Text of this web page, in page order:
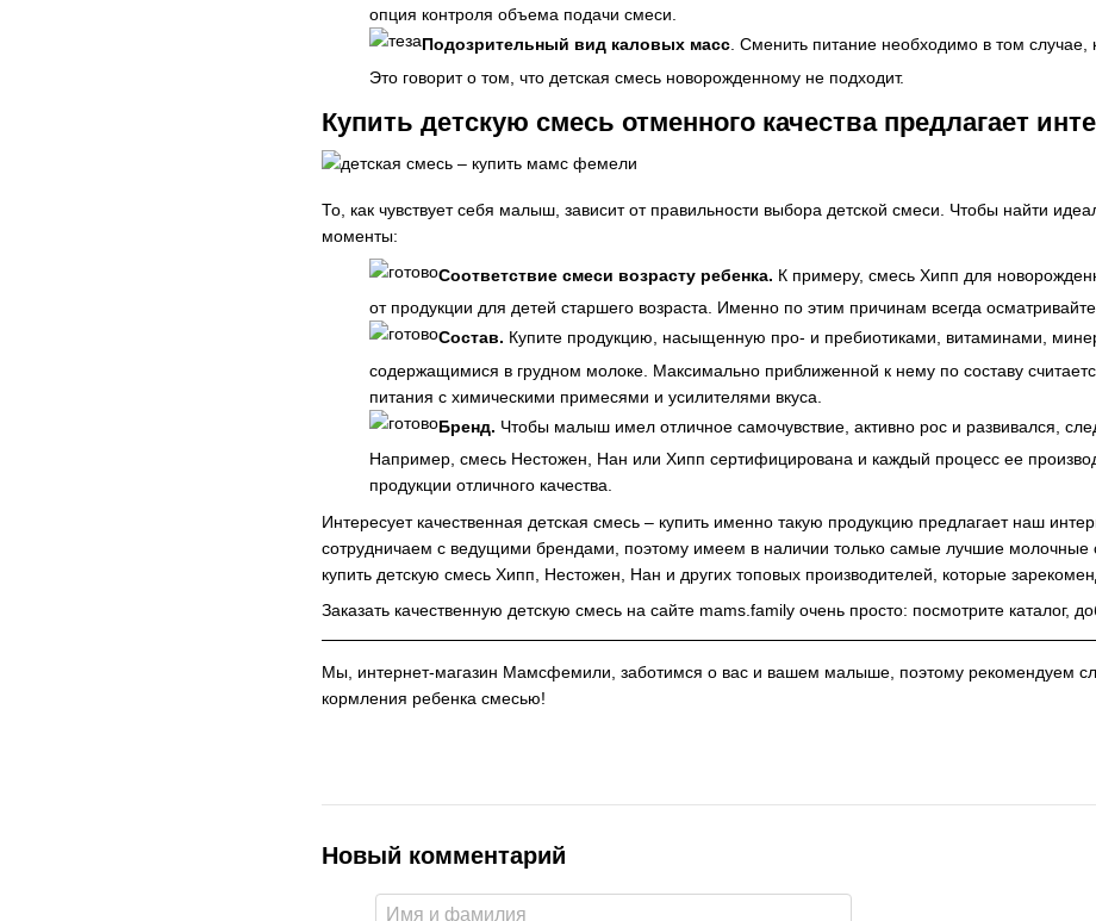
опция контроля объема подачи смеси.
Подозрительный вид каловых масс. Сменить питание необходимо в том случае,
Это говорит о том, что детская смесь новорожденному не подходит.
Купить детскую смесь отменного качества предлагает
То, как чувствует себя малыш, зависит от правильности выбора детской смеси. Чтобы найти
моменты:
Соответствие смеси возрасту ребенка. К примеру, смесь Хипп для
от продукции для детей старшего возраста. Именно по этим причинам всегда
Состав. Купите продукцию, насыщенную про- и пребиотиками, витаминами,
содержащимися в грудном молоке. Максимально приближенной к нему по составу
питания с химическими примесями и усилителями вкуса.
Бренд. Чтобы малыш имел отличное самочувствие, активно рос и развивался,
Например, смесь Нестожен, Нан или Хипп сертифицирована и каждый процесс ее
продукции отличного качества.
Интересует качественная детская смесь – купить именно такую продукцию предлагает наш
сотрудничаем с ведущими брендами, поэтому имеем в наличии только самые лучшие
купить детскую смесь Хипп, Нестожен, Нан и других топовых производителей, которые
Заказать качественную детскую смесь на сайте mams.family очень просто: посмотрите каталог,
Мы, интернет-магазин Мамсфемили, заботимся о вас и вашем малыше, поэтому рекомендуем
кормления ребенка смесью!
Новый комментарий